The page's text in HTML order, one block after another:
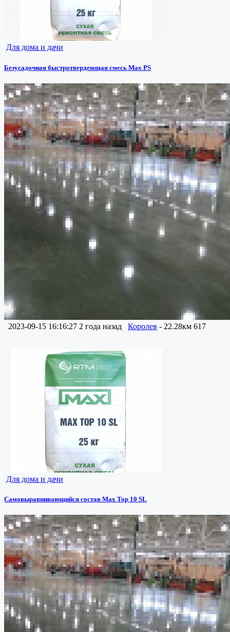
Для дома и дачи
Безусадочная быстротвердеющая смесь Max PS
2023-09-15 16:16:27 2 года назад Королев - 22.28км 617
Для дома и дачи
Самовыравнивающийся состав Max Top 10 SL